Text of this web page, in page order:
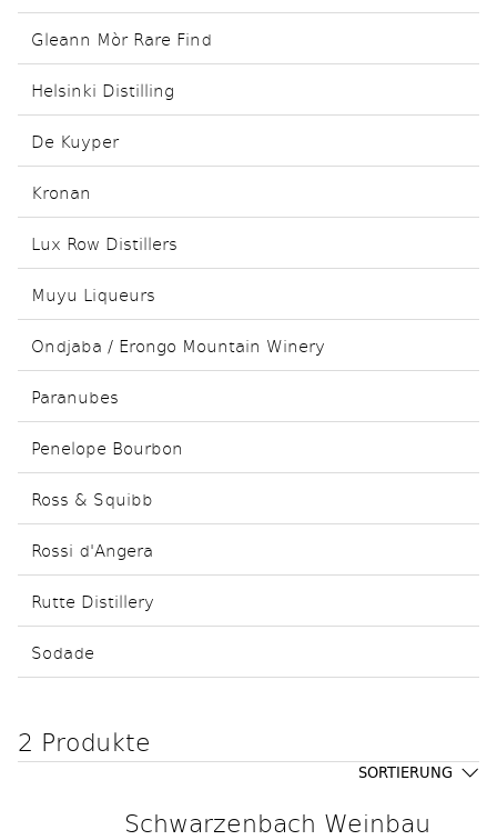
Gleann Mòr Rare Find
Helsinki Distilling
De Kuyper
Kronan
Lux Row Distillers
Muyu Liqueurs
Ondjaba / Erongo Mountain Winery
Paranubes
Penelope Bourbon
Ross & Squibb
Rossi d'Angera
Rutte Distillery
Sodade
2 Produkte
SORTIERUNG
Schwarzenbach Weinbau